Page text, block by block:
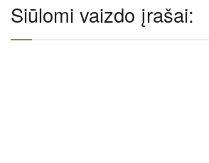
Siūlomi vaizdo įrašai: